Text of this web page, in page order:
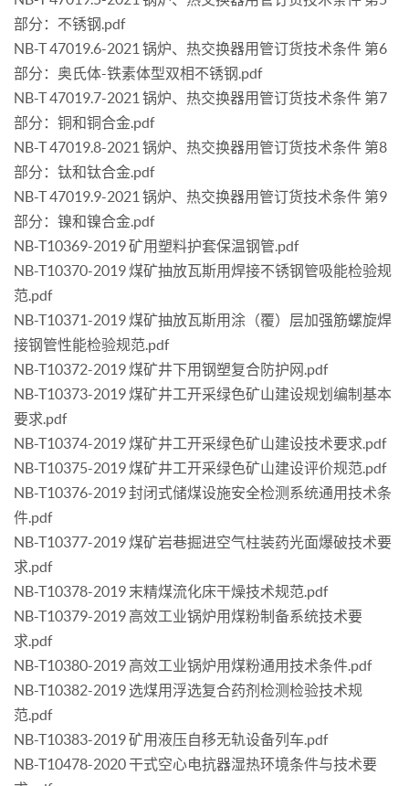
部分：不锈钢.pdf
NB-T 47019.6-2021 锅炉、热交换器用管订货技术条件 第6
部分：奥氏体-铁素体型双相不锈钢.pdf
NB-T 47019.7-2021 锅炉、热交换器用管订货技术条件 第7
部分：铜和铜合金.pdf
NB-T 47019.8-2021 锅炉、热交换器用管订货技术条件 第8
部分：钛和钛合金.pdf
NB-T 47019.9-2021 锅炉、热交换器用管订货技术条件 第9
部分：镍和镍合金.pdf
NB-T10369-2019 矿用塑料护套保温钢管.pdf
NB-T10370-2019 煤矿抽放瓦斯用焊接不锈钢管吸能检验规
范.pdf
NB-T10371-2019 煤矿抽放瓦斯用涂（覆）层加强筋螺旋焊
接钢管性能检验规范.pdf
NB-T10372-2019 煤矿井下用钢塑复合防护网.pdf
NB-T10373-2019 煤矿井工开采绿色矿山建设规划编制基本
要求.pdf
NB-T10374-2019 煤矿井工开采绿色矿山建设技术要求.pdf
NB-T10375-2019 煤矿井工开采绿色矿山建设评价规范.pdf
NB-T10376-2019 封闭式储煤设施安全检测系统通用技术条
件.pdf
NB-T10377-2019 煤矿岩巷掘进空气柱装药光面爆破技术要
求.pdf
NB-T10378-2019 末精煤流化床干燥技术规范.pdf
NB-T10379-2019 高效工业锅炉用煤粉制备系统技术要
求.pdf
NB-T10380-2019 高效工业锅炉用煤粉通用技术条件.pdf
NB-T10382-2019 选煤用浮选复合药剂检测检验技术规
范.pdf
NB-T10383-2019 矿用液压自移无轨设备列车.pdf
NB-T10478-2020 干式空心电抗器湿热环境条件与技术要